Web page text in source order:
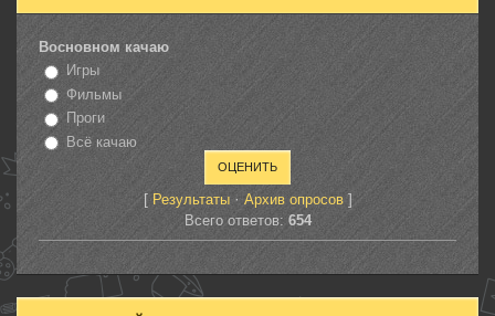
Восновном качаю
Игры
Фильмы
Проги
Всё качаю
[ Результаты· Архив опросов]
Всего ответов: 654